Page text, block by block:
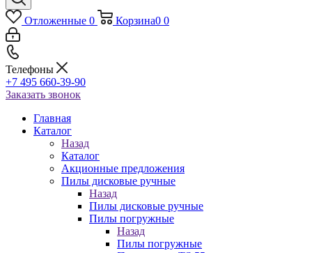
Отложенные 0 Корзина0 0
Телефоны
+7 495 660-39-90
Заказать звонок
Главная
Каталог
Назад
Каталог
Акционные предложения
Пилы дисковые ручные
Назад
Пилы дисковые ручные
Пилы погружные
Назад
Пилы погружные